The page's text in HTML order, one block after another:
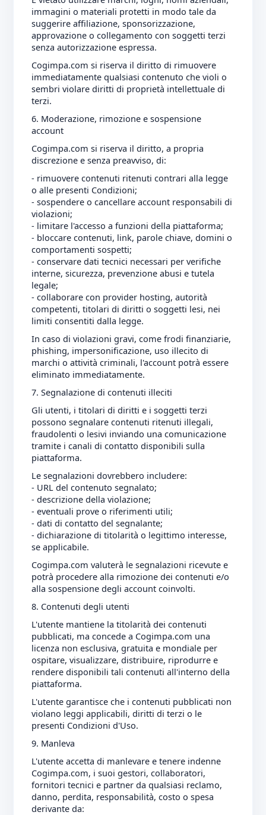
immagini o materiali protetti in modo tale da
suggerire affiliazione, sponsorizzazione,
approvazione o collegamento con soggetti terzi
senza autorizzazione espressa.
Cogimpa.com si riserva il diritto di rimuovere
immediatamente qualsiasi contenuto che violi o
sembri violare diritti di proprietà intellettuale di
terzi.
6. Moderazione, rimozione e sospensione
account
Cogimpa.com si riserva il diritto, a propria
discrezione e senza preavviso, di:
- rimuovere contenuti ritenuti contrari alla legge
o alle presenti Condizioni;
- sospendere o cancellare account responsabili di
violazioni;
- limitare l'accesso a funzioni della piattaforma;
- bloccare contenuti, link, parole chiave, domini o
comportamenti sospetti;
- conservare dati tecnici necessari per verifiche
interne, sicurezza, prevenzione abusi e tutela
legale;
- collaborare con provider hosting, autorità
competenti, titolari di diritti o soggetti lesi, nei
limiti consentiti dalla legge.
In caso di violazioni gravi, come frodi finanziarie,
phishing, impersonificazione, uso illecito di
marchi o attività criminali, l'account potrà essere
eliminato immediatamente.
7. Segnalazione di contenuti illeciti
Gli utenti, i titolari di diritti e i soggetti terzi
possono segnalare contenuti ritenuti illegali,
fraudolenti o lesivi inviando una comunicazione
tramite i canali di contatto disponibili sulla
piattaforma.
Le segnalazioni dovrebbero includere:
- URL del contenuto segnalato;
- descrizione della violazione;
- eventuali prove o riferimenti utili;
- dati di contatto del segnalante;
- dichiarazione di titolarità o legittimo interesse,
se applicabile.
Cogimpa.com valuterà le segnalazioni ricevute e
potrà procedere alla rimozione dei contenuti e/o
alla sospensione degli account coinvolti.
8. Contenuti degli utenti
L'utente mantiene la titolarità dei contenuti
pubblicati, ma concede a Cogimpa.com una
licenza non esclusiva, gratuita e mondiale per
ospitare, visualizzare, distribuire, riprodurre e
rendere disponibili tali contenuti all'interno della
piattaforma.
L'utente garantisce che i contenuti pubblicati non
violano leggi applicabili, diritti di terzi o le
presenti Condizioni d'Uso.
9. Manleva
L'utente accetta di manlevare e tenere indenne
Cogimpa.com, i suoi gestori, collaboratori,
fornitori tecnici e partner da qualsiasi reclamo,
danno, perdita, responsabilità, costo o spesa
derivante da: